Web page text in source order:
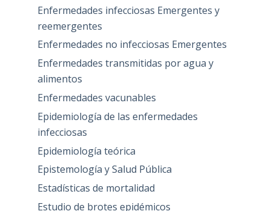
Enfermedades infecciosas Emergentes y
reemergentes
Enfermedades no infecciosas Emergentes
Enfermedades transmitidas por agua y
alimentos
Enfermedades vacunables
Epidemiología de las enfermedades
infecciosas
Epidemiología teórica
Epistemología y Salud Pública
Estadísticas de mortalidad
Estudio de brotes epidémicos